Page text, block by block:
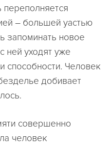
переполняется
– большей уастью
запоминать новое
ней уходят уже
способности. Человек
добивает
совершенно
человек